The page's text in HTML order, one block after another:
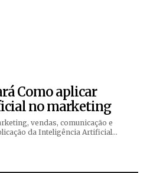
Como aplicar
no marketing
vendas, comunicação e
da Inteligência Artificial...